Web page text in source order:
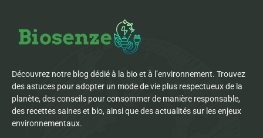
Découvrez notre blog dédié à la bio et à l’environnement. Trouvez
des astuces pour adopter un mode de vie plus respectueux de la
planète, des conseils pour consommer de manière responsable,
des recettes saines et bio, ainsi que des actualités sur les enjeux
environnementaux.